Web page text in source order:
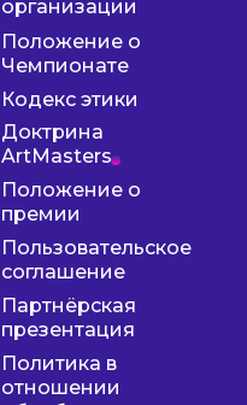
организации
Положение о
Чемпионате
Кодекс этики
Доктрина
ArtMasters
Положение о
премии
Пользовательское
соглашение
Партнёрская
презентация
Политика в
отношении